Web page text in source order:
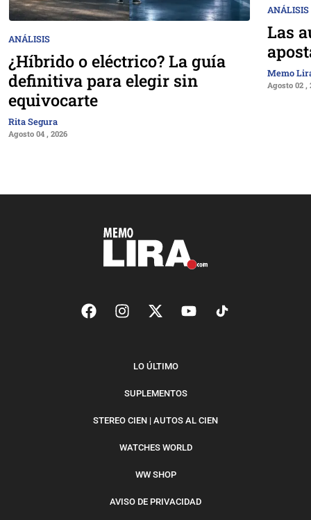
ANÁLISIS
¿Híbrido o eléctrico? La guía
definitiva para elegir sin
equivocarte
Rita Segura
Agosto 04 , 2026
ANÁLISIS
Las
Memo
Agosto 02 ,
LO ÚLTIMO
SUPLEMENTOS
STEREO CIEN | AUTOS AL CIEN
WATCHES WORLD
WW SHOP
AVISO DE PRIVACIDAD